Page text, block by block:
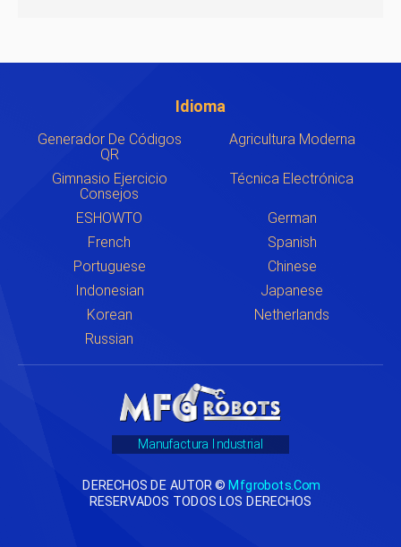
Idioma
Generador De Códigos
QR
Agricultura Moderna
Gimnasio Ejercicio
Consejos
Técnica Electrónica
ESHOWTO
German
French
Spanish
Portuguese
Chinese
Indonesian
Japanese
Korean
Netherlands
Russian
Manufactura Industrial
DERECHOS DE AUTOR ©Mfgrobots.com
RESERVADOS TODOS LOS DERECHOS